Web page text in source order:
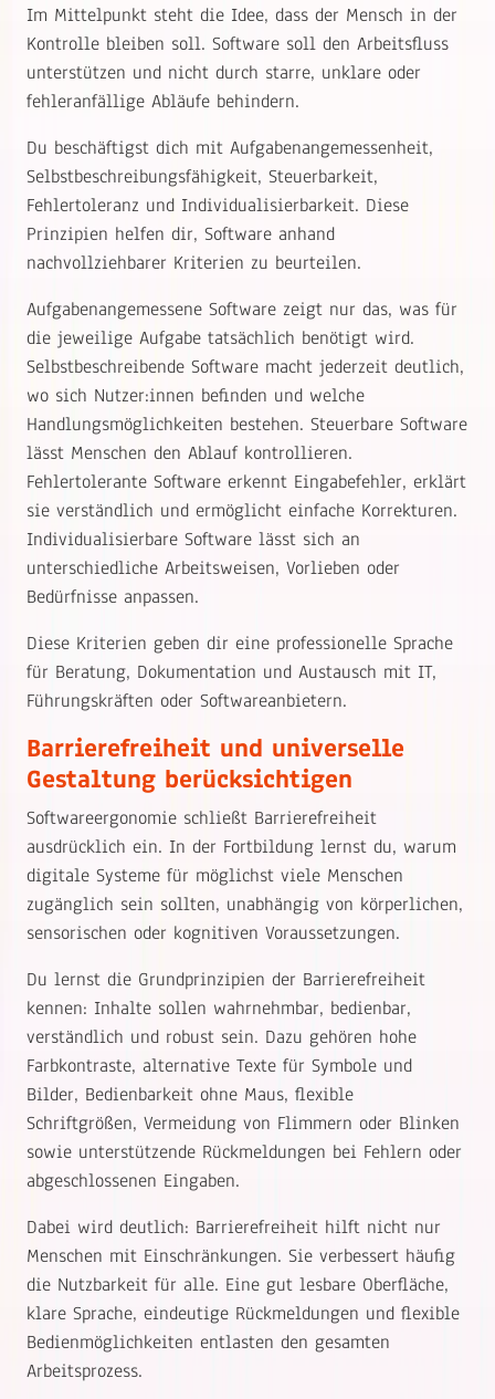
Im Mittelpunkt steht die Idee, dass der Mensch in der
Kontrolle bleiben soll. Software soll den Arbeitsfluss
unterstützen und nicht durch starre, unklare oder
fehleranfällige Abläufe behindern.
Du beschäftigst dich mit Aufgabenangemessenheit,
Selbstbeschreibungsfähigkeit, Steuerbarkeit,
Fehlertoleranz und Individualisierbarkeit. Diese
Prinzipien helfen dir, Software anhand
nachvollziehbarer Kriterien zu beurteilen.
Aufgabenangemessene Software zeigt nur das, was für
die jeweilige Aufgabe tatsächlich benötigt wird.
Selbstbeschreibende Software macht jederzeit deutlich,
wo sich Nutzer:innen befinden und welche
Handlungsmöglichkeiten bestehen. Steuerbare Software
lässt Menschen den Ablauf kontrollieren.
Fehlertolerante Software erkennt Eingabefehler, erklärt
sie verständlich und ermöglicht einfache Korrekturen.
Individualisierbare Software lässt sich an
unterschiedliche Arbeitsweisen, Vorlieben oder
Bedürfnisse anpassen.
Diese Kriterien geben dir eine professionelle Sprache
für Beratung, Dokumentation und Austausch mit IT,
Führungskräften oder Softwareanbietern.
Barrierefreiheit und universelle
Gestaltung berücksichtigen
Softwareergonomie schließt Barrierefreiheit
ausdrücklich ein. In der Fortbildung lernst du, warum
digitale Systeme für möglichst viele Menschen
zugänglich sein sollten, unabhängig von körperlichen,
sensorischen oder kognitiven Voraussetzungen.
Du lernst die Grundprinzipien der Barrierefreiheit
kennen: Inhalte sollen wahrnehmbar, bedienbar,
verständlich und robust sein. Dazu gehören hohe
Farbkontraste, alternative Texte für Symbole und
Bilder, Bedienbarkeit ohne Maus, flexible
Schriftgrößen, Vermeidung von Flimmern oder Blinken
sowie unterstützende Rückmeldungen bei Fehlern oder
abgeschlossenen Eingaben.
Dabei wird deutlich: Barrierefreiheit hilft nicht nur
Menschen mit Einschränkungen. Sie verbessert häufig
die Nutzbarkeit für alle. Eine gut lesbare Oberfläche,
klare Sprache, eindeutige Rückmeldungen und flexible
Bedienmöglichkeiten entlasten den gesamten
Arbeitsprozess.